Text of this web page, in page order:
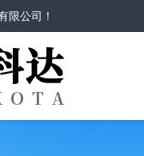
限公司 ！